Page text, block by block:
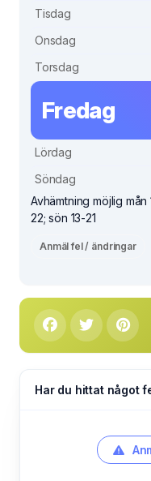
Tisdag
Onsdag
Torsdag
Fredag
Lördag
Söndag
Avhämtning möjlig mån
22; sön 13-21
Anmäl fel / ändringar
Har du hittat något